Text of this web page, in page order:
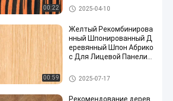
00:22
ашения
Проектированная облицовка
древесины
2025-04-10
00:59
Желтый Рекомбинирова
нный Шпонированный Д
еревянный Шпон Абрико
с Для Лицевой Панели
4/8313
Проектированная облицовка
древесины
2025-07-17
Рекомендование дерев